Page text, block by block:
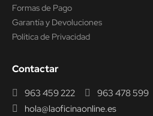
Formas de Pago
Garantía y Devoluciones
Política de Privacidad
Contactar
963 459 222
963 478 599
hola@laoficinaonline.es